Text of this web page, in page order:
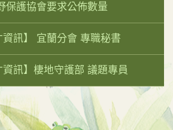
保護協會要求公佈數量
資訊】 宜蘭分會 專職秘書
資訊】棲地守護部 議題專員